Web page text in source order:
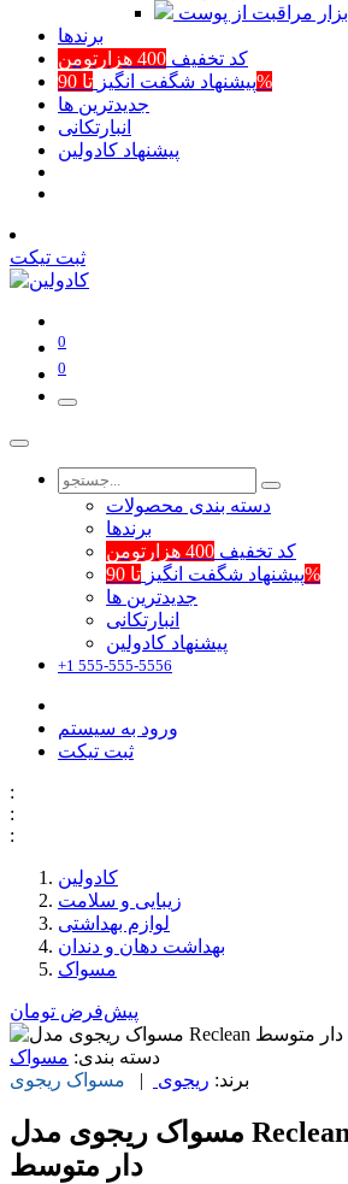
ابزار مراقبت از پوست
برند‌ها
کد تخفیف 400 هزارتومن
پیشنهاد شگفت انگیزتا 90%
جدیدترین ها
انبارتکانی
پیشنهاد کادولین
ثبت تیکت
0
0
دسته بندی محصولات
برند‌ها
کد تخفیف 400 هزارتومن
پیشنهاد شگفت انگیزتا 90%
جدیدترین ها
انبارتکانی
پیشنهاد کادولین
+1 555-555-5556
ورود به سیستم
ثبت تیکت
:
:
:
کادولین
زیبایی و سلامت
لوازم بهداشتی
بهداشت دهان و دندان
مسواک
پیش‌فرض تومان
دسته بندی: مسواک
برند: ریجوی | مسواک ریجوی
مسواک ریجوی مدل Reclean با برس زاویه
دار متوسط